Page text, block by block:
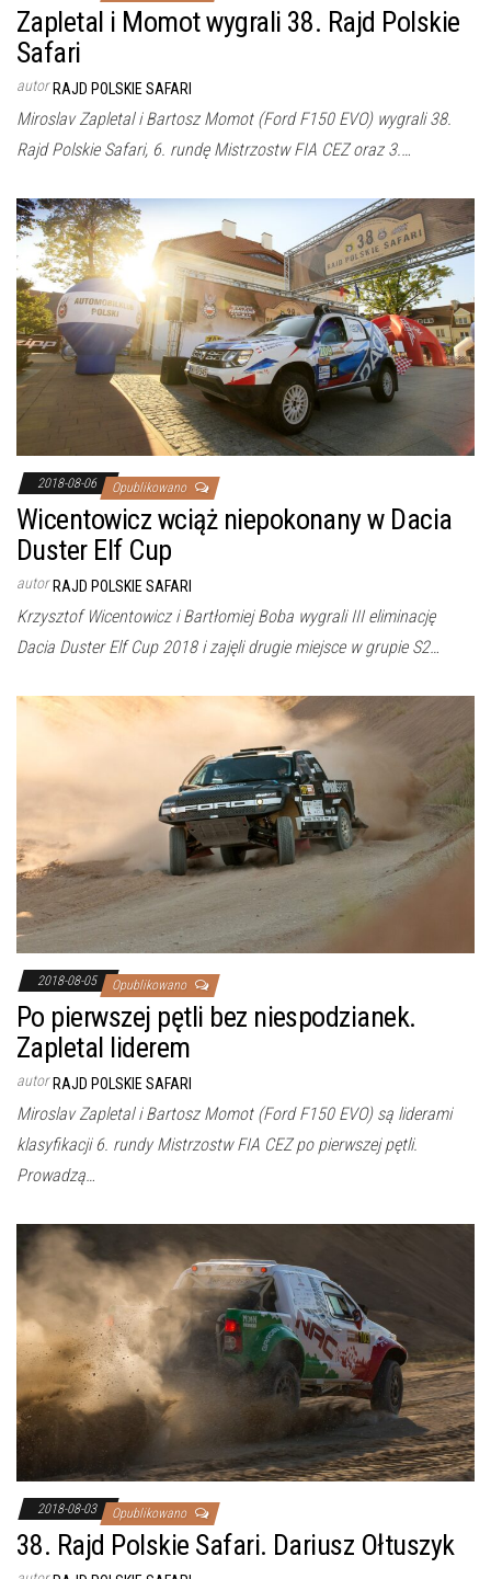
Zapletal i Momot wygrali 38. Rajd Polskie
Safari
autor RAJD POLSKIE SAFARI
Miroslav Zapletal i Bartosz Momot (Ford F150 EVO) wygrali 38.
Rajd Polskie Safari, 6. rundę Mistrzostw FIA CEZ oraz 3.…
2018-08-06 Opublikowano
Wicentowicz wciąż niepokonany w Dacia
Duster Elf Cup
autor RAJD POLSKIE SAFARI
Krzysztof Wicentowicz i Bartłomiej Boba wygrali III eliminację
Dacia Duster Elf Cup 2018 i zajęli drugie miejsce w grupie S2…
2018-08-05 Opublikowano
Po pierwszej pętli bez niespodzianek.
Zapletal liderem
autor RAJD POLSKIE SAFARI
Miroslav Zapletal i Bartosz Momot (Ford F150 EVO) są liderami
klasyfikacji 6. rundy Mistrzostw FIA CEZ po pierwszej pętli.
Prowadzą…
2018-08-03 Opublikowano
38. Rajd Polskie Safari. Dariusz Ołtuszyk